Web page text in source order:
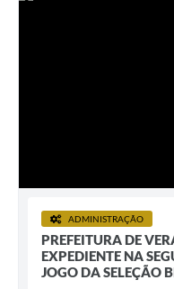
ADMINISTRAÇÃO
PREFEITURA DE
EXPEDIENTE NA
JOGO DA SELEÇÃO